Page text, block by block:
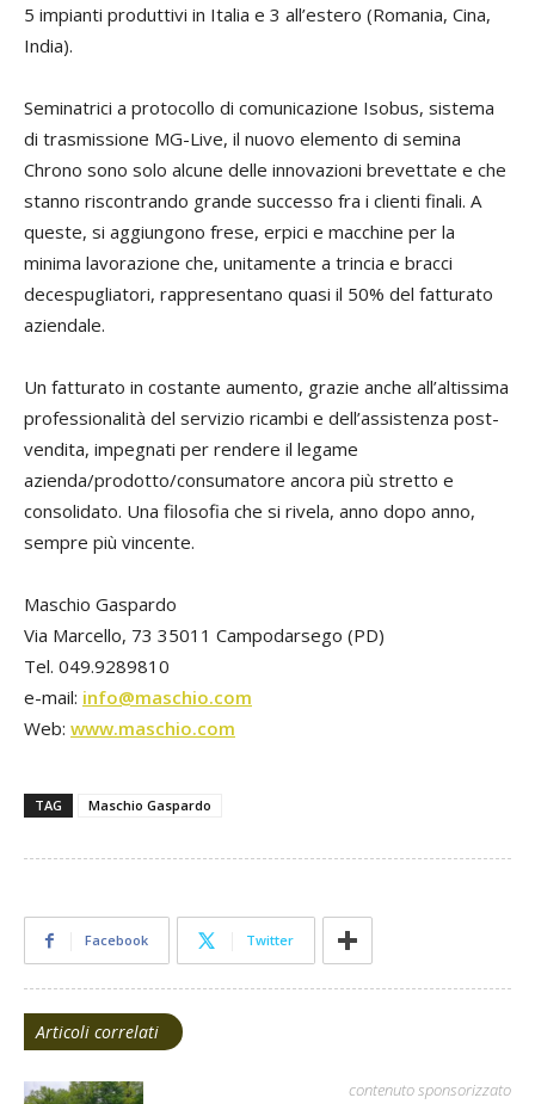
5 impianti produttivi in Italia e 3 all’estero (Romania, Cina,
India).
Seminatrici a protocollo di comunicazione Isobus, sistema
di trasmissione MG-Live, il nuovo elemento di semina
Chrono sono solo alcune delle innovazioni brevettate e che
stanno riscontrando grande successo fra i clienti finali. A
queste, si aggiungono frese, erpici e macchine per la
minima lavorazione che, unitamente a trincia e bracci
decespugliatori, rappresentano quasi il 50% del fatturato
aziendale.
Un fatturato in costante aumento, grazie anche all’altissima
professionalità del servizio ricambi e dell’assistenza post-
vendita, impegnati per rendere il legame
azienda/prodotto/consumatore ancora più stretto e
consolidato. Una filosofia che si rivela, anno dopo anno,
sempre più vincente.
Maschio Gaspardo
Via Marcello, 73 35011 Campodarsego (PD)
Tel. 049.9289810
e-mail: info@maschio.com
Web: www.maschio.com
TAG Maschio Gaspardo
Facebook Twitter
Articoli correlati
contenuto sponsorizzato